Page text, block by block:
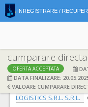
INREGISTRARE /
cumparare
OFERTA ACCEPTATA
DATA FINALIZARE:
VALOARE CUMPARARE
DATE IDENTIFICARE
Ofertant: S.C.
LOGISTICS S.R.L. S.R.L.